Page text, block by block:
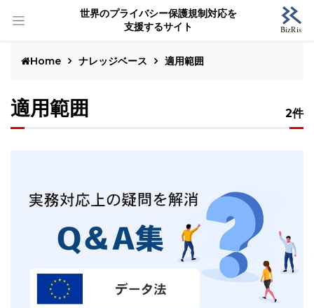
世界のプライバシー保護規制対応を
支援するサイト
Home ナレッジベース 適用範囲
適用範囲 2件